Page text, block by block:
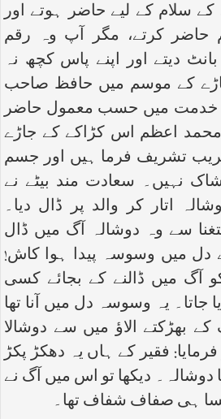
کے سلام کے لیے حاضر ہوتے اور
حاضر کرتے، مگر آپ وہ رقم
دیتے اور اپنے پاس کچھ نہ
کے موسم میں حافظ صاحب
کی خدمت میں حسب معمول حاضر
محمد اعظم اس کڑاکے کے جاڑے
تشریف فرما ہیں اور جسم
نہیں۔ سعادت مند بیٹے نے
اتار کر والد پر ڈال دیا۔
سے وہ دوشالہ آگ میں ڈال
دل میں وسوسہ پیدا ہوا کاش!
آگ میں ڈالنے کے بجائے کسی
جاتا۔ یہ وسوسہ دل میں آنا تھا
بھڑکتے الاؤ میں سے دوشالا
فرمایا: فقیر کے ہاں یہ دھکڑ پکڑ
دوشالہ۔ دیکھا تو اس میں آگ نے
ہی صفاف شفاف تھا۔